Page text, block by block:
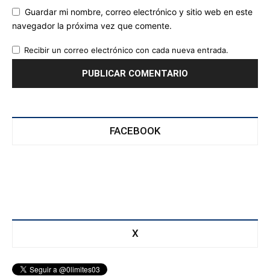
Guardar mi nombre, correo electrónico y sitio web en este
navegador la próxima vez que comente.
Recibir un correo electrónico con cada nueva entrada.
FACEBOOK
X